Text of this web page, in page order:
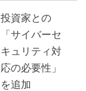
投資家との
「サイバーセ
キュリティ対
応の必要性」
を追加